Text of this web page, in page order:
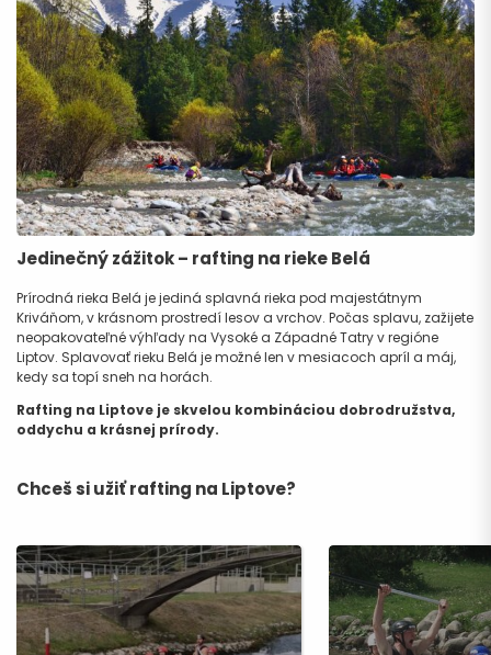
Jedinečný zážitok – rafting na rieke Belá
Prírodná rieka Belá je jediná splavná rieka pod majestátnym
Kriváňom, v krásnom prostredí lesov a vrchov. Počas splavu, zažijete
neopakovateľné výhľady na Vysoké a Západné Tatry v regióne
Liptov. Splavovať rieku Belá je možné len v mesiacoch apríl a máj,
kedy sa topí sneh na horách.
Rafting na Liptove je skvelou kombináciou dobrodružstva,
oddychu a krásnej prírody.
Chceš si užiť rafting na Liptove?